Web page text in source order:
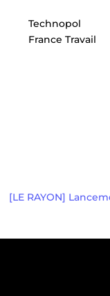
Technopol
France Travail
[LE RAYON]